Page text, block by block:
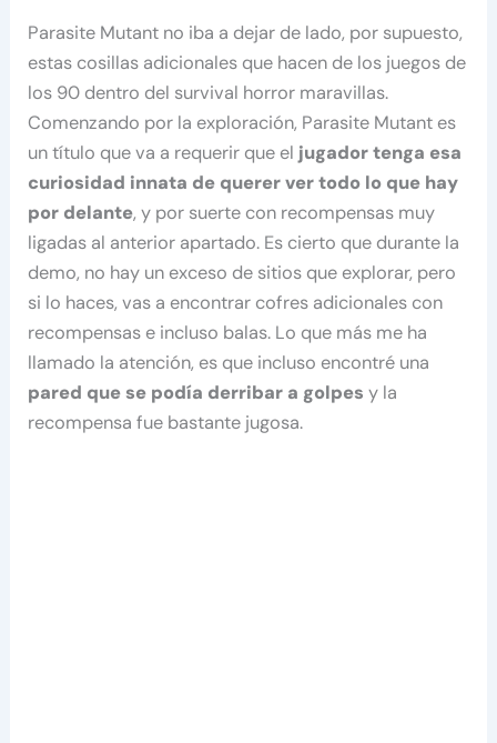
Parasite Mutant no iba a dejar de lado, por supuesto,
estas cosillas adicionales que hacen de los juegos de
los 90 dentro del survival horror maravillas.
Comenzando por la exploración, Parasite Mutant es
un título que va a requerir que el jugador tenga esa
curiosidad innata de querer ver todo lo que hay
por delante, y por suerte con recompensas muy
ligadas al anterior apartado. Es cierto que durante la
demo, no hay un exceso de sitios que explorar, pero
si lo haces, vas a encontrar cofres adicionales con
recompensas e incluso balas. Lo que más me ha
llamado la atención, es que incluso encontré una
pared que se podía derribar a golpes y la
recompensa fue bastante jugosa.